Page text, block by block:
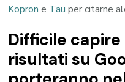
Kopron e Tau per citarne
Difficile capire
risultati su